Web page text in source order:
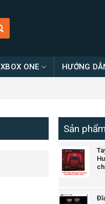
XBOX ONE HƯỚNG
Sản